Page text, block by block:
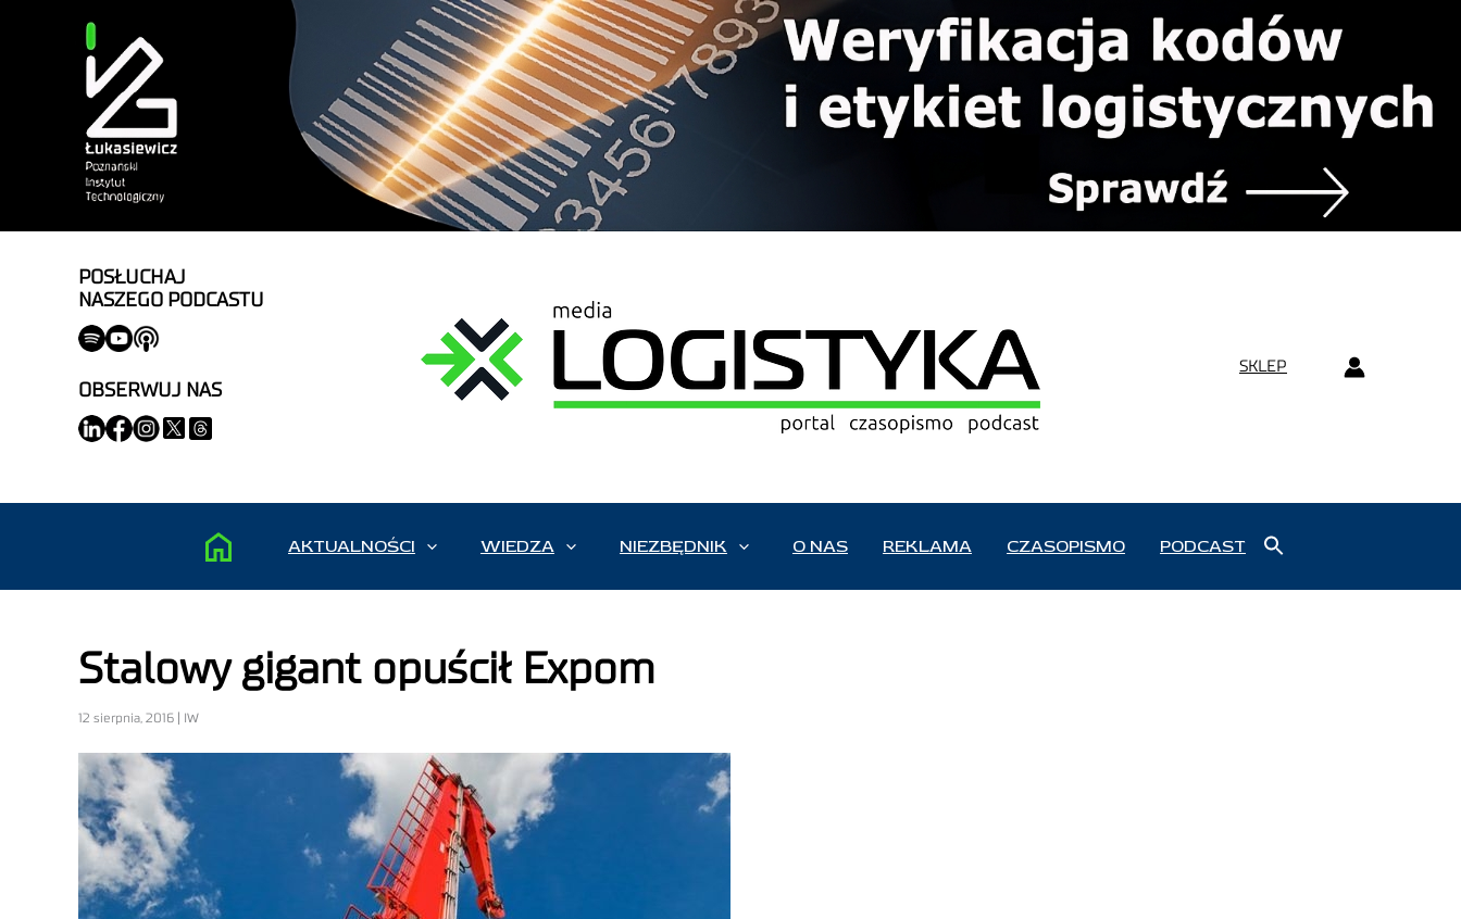
POSŁUCHAJ
NASZEGO PODCASTU
OBSERWUJ NAS
SKLEP
AKTUALNOŚCI WIEDZA NIEZBĘDNIK O NAS REKLAMA CZASOPISMO PODCAST
Stalowy gigant opuścił Expom
12 sierpnia, 2016 | IW